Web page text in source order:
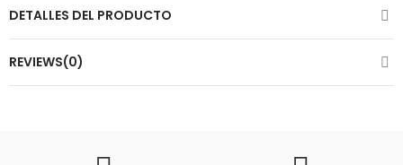
DETALLES DEL PRODUCTO
REVIEWS(0)